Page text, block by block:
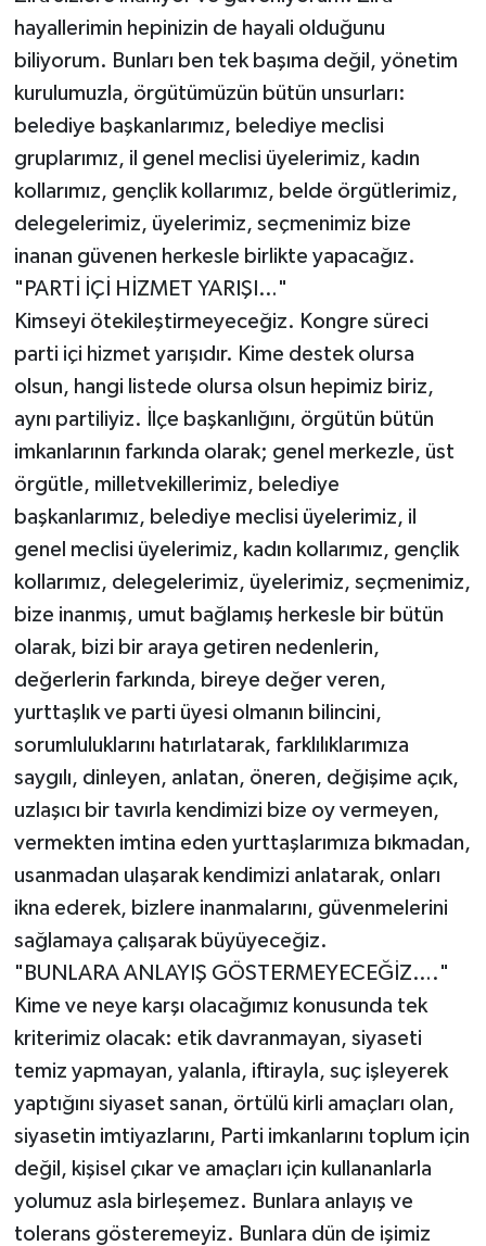
hayallerimin hepinizin de hayali olduğunu
biliyorum. Bunları ben tek başıma değil, yönetim
kurulumuzla, örgütümüzün bütün unsurları:
belediye başkanlarımız, belediye meclisi
gruplarımız, il genel meclisi üyelerimiz, kadın
kollarımız, gençlik kollarımız, belde örgütlerimiz,
delegelerimiz, üyelerimiz, seçmenimiz bize
inanan güvenen herkesle birlikte yapacağız.
"PARTİ İÇİ HİZMET YARIŞI…"
Kimseyi ötekileştirmeyeceğiz. Kongre süreci
parti içi hizmet yarışıdır. Kime destek olursa
olsun, hangi listede olursa olsun hepimiz biriz,
aynı partiliyiz. İlçe başkanlığını, örgütün bütün
imkanlarının farkında olarak; genel merkezle, üst
örgütle, milletvekillerimiz, belediye
başkanlarımız, belediye meclisi üyelerimiz, il
genel meclisi üyelerimiz, kadın kollarımız, gençlik
kollarımız, delegelerimiz, üyelerimiz, seçmenimiz,
bize inanmış, umut bağlamış herkesle bir bütün
olarak, bizi bir araya getiren nedenlerin,
değerlerin farkında, bireye değer veren,
yurttaşlık ve parti üyesi olmanın bilincini,
sorumluluklarını hatırlatarak, farklılıklarımıza
saygılı, dinleyen, anlatan, öneren, değişime açık,
uzlaşıcı bir tavırla kendimizi bize oy vermeyen,
vermekten imtina eden yurttaşlarımıza bıkmadan,
usanmadan ulaşarak kendimizi anlatarak, onları
ikna ederek, bizlere inanmalarını, güvenmelerini
sağlamaya çalışarak büyüyeceğiz.
"BUNLARA ANLAYIŞ GÖSTERMEYECEĞİZ…."
Kime ve neye karşı olacağımız konusunda tek
kriterimiz olacak: etik davranmayan, siyaseti
temiz yapmayan, yalanla, iftirayla, suç işleyerek
yaptığını siyaset sanan, örtülü kirli amaçları olan,
siyasetin imtiyazlarını, Parti imkanlarını toplum için
değil, kişisel çıkar ve amaçları için kullananlarla
yolumuz asla birleşemez. Bunlara anlayış ve
tolerans gösteremeyiz. Bunlara dün de işimiz